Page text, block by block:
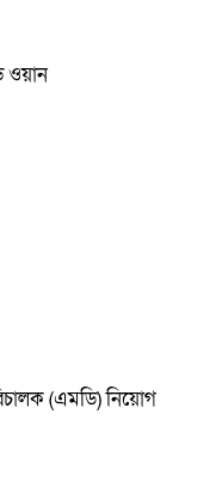
ওয়ান
(এমডি) নিয়োগ